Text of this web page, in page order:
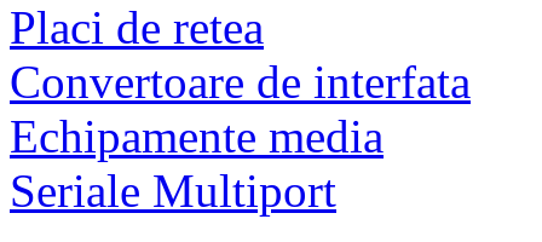
Placi de retea
Convertoare de interfata
Echipamente media
Seriale Multiport